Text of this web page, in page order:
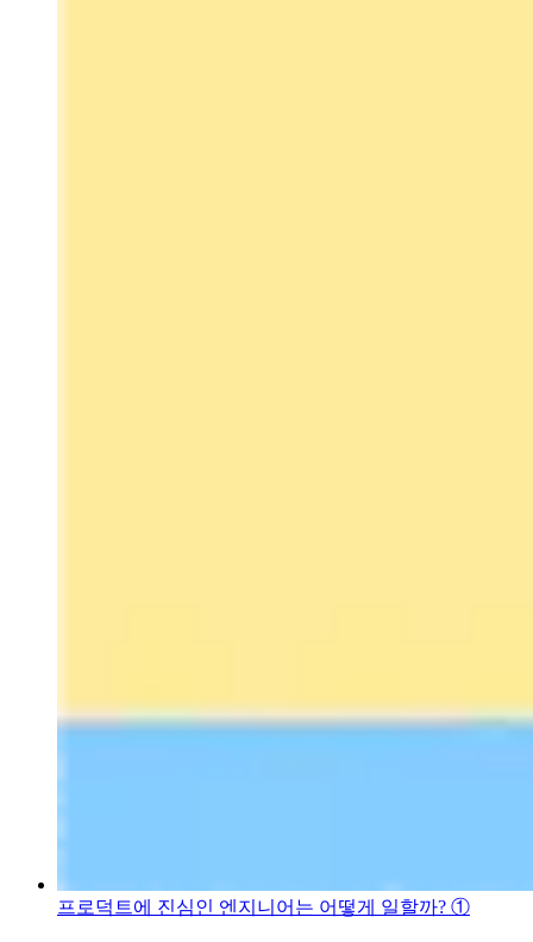
프로덕트에 진심인 엔지니어는 어떻게 일할까? ①